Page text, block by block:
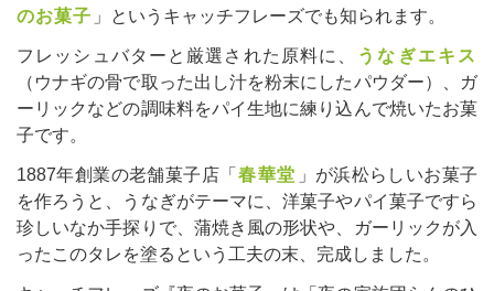
のお菓子 」というキャッチフレーズでも知られます。
フレッシュバターと厳選された原料に、
うなぎエキス
（ウナギの骨で取った出し汁を粉末にしたパウダー）、ガ
ーリックなどの調味料をパイ生地に練り込んで焼いたお菓
子です。
1887年創業の老舗菓子店「 春華堂 」が浜松らしいお菓子
を作ろうと、うなぎがテーマに、洋菓子やパイ菓子ですら
珍しいなか手探りで、蒲焼き風の形状や、ガーリックが入
ったこのタレを塗るという工夫の末、完成しました。